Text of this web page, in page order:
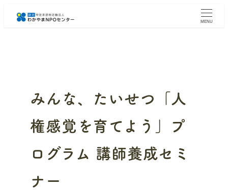
MENU
みんな、たいせつ「人
権感覚を育てよう」プ
ログラム 講師養成セミ
ナー